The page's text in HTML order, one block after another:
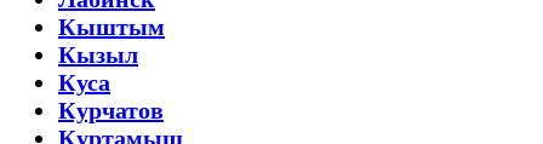
Кыштым
Кызыл
Куса
Курчатов
Куртамыш